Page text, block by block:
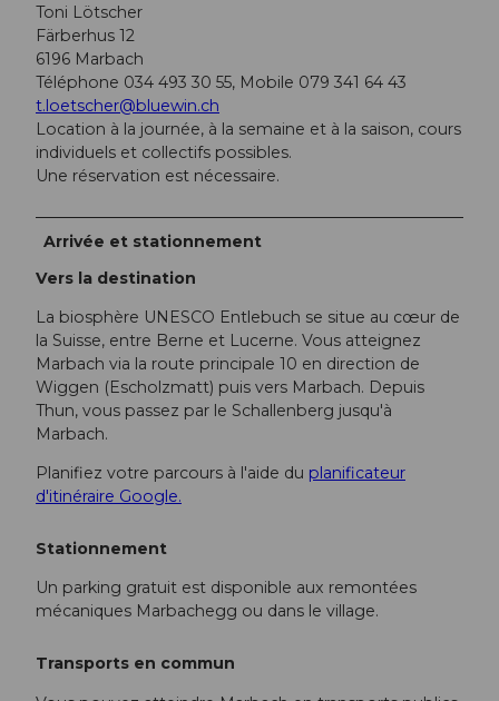
Toni Lötscher
Färberhus 12
6196 Marbach
Téléphone 034 493 30 55, Mobile 079 341 64 43
t.loetscher@bluewin.ch
Location à la journée, à la semaine et à la saison, cours
individuels et collectifs possibles.
Une réservation est nécessaire.
Arrivée et stationnement
Vers la destination
La biosphère UNESCO Entlebuch se situe au cœur de
la Suisse, entre Berne et Lucerne. Vous atteignez
Marbach via la route principale 10 en direction de
Wiggen (Escholzmatt) puis vers Marbach. Depuis
Thun, vous passez par le Schallenberg jusqu'à
Marbach.
Planifiez votre parcours à l'aide du planificateur
d'itinéraire Google.
Stationnement
Un parking gratuit est disponible aux remontées
mécaniques Marbachegg ou dans le village.
Transports en commun